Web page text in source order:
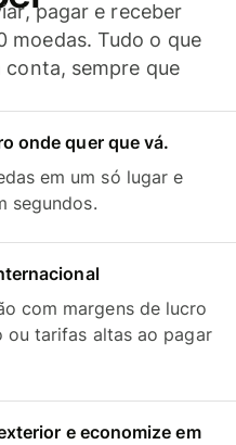
pagar e receber
moedas. Tudo o que
conta, sempre que
onde quer que vá.
em um só lugar e
segundos.
com margens de lucro
ou tarifas altas ao pagar
e economize em